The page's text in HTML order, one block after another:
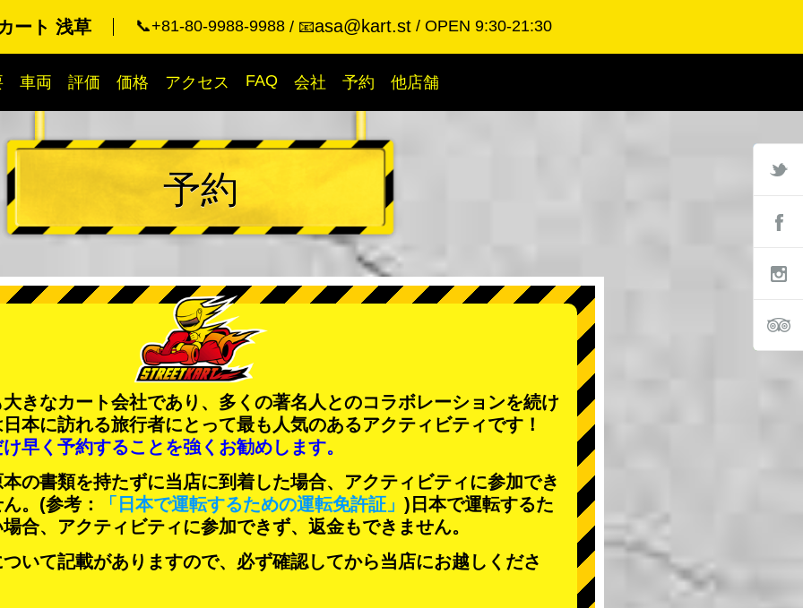
ート 浅草 📞+81-80-9988-9988 📧asa@kart.st OPEN 9:30-21:30
車両 評価 価格 アクセス FAQ 会社 予約 他店舗
予約
きなカート会社であり、 多くの著名人 とのコラボレーションを続け
本に訪れる旅行者にとって最も人気のあるアクティビティです！
早く予約することを強くお勧めします。
の書類を持たずに当店に到着した場合、アクティビティに参加でき
。 (参考： 「日本で運転するための運転免許証」 )日本で運転するた
合、アクティビティに参加できず、返金もできません。
いて記載がありますので、必ず確認してから当店にお越しくださ